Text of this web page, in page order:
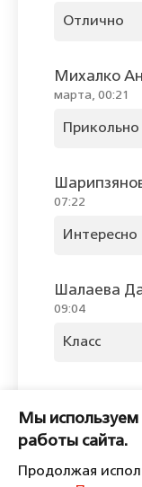
Отлично
Михалко
марта, 00:21
Прикольно
07:22
Интересно
Шалаева
09:04
Класс
Мы
работы сайта.
Продолжая